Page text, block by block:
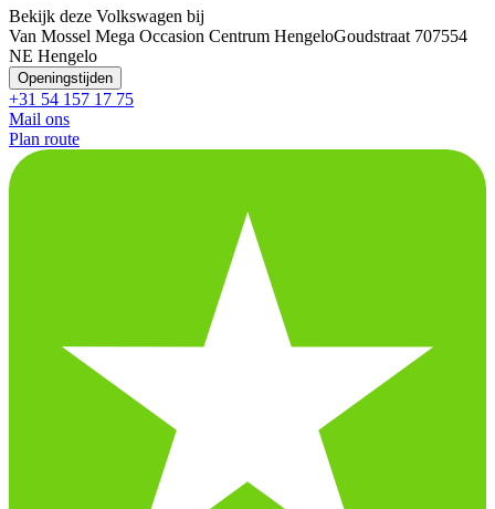
Bekijk deze Volkswagen bij
Van Mossel Mega Occasion Centrum HengeloGoudstraat 707554
NE Hengelo
Openingstijden
+31 54 157 17 75
Mail ons
Plan route